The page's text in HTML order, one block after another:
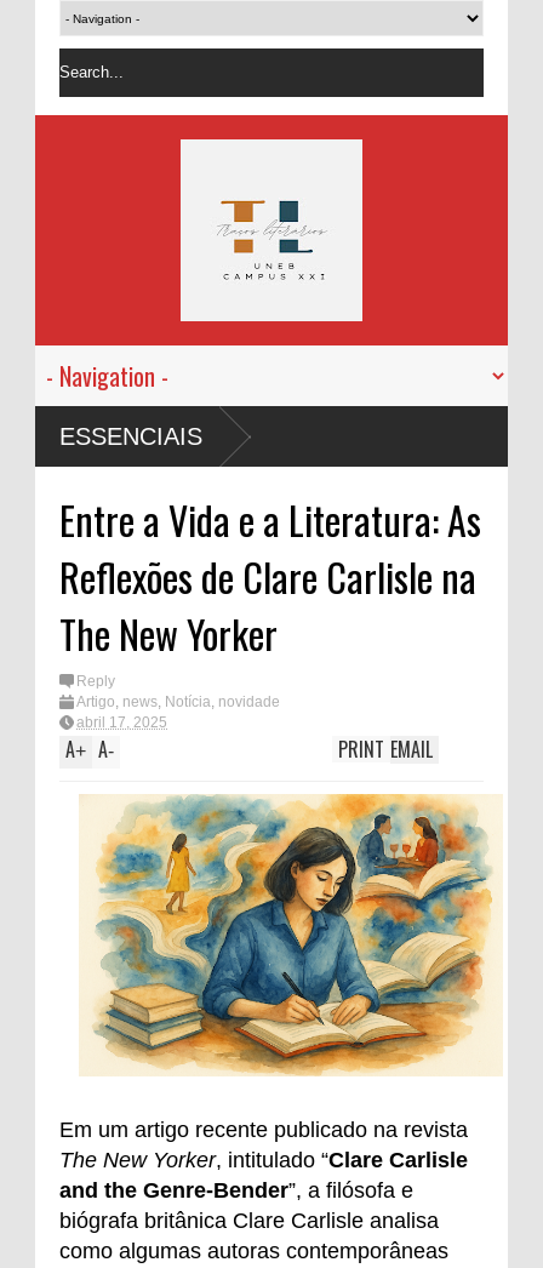
ESSENCIAIS
Entre a Vida e a Literatura: As
Reflexões de Clare Carlisle na
The New Yorker
Reply
Artigo, news, Notícia, novidade
abril 17, 2025
A+ A- EMAIL
PRINT
Em um artigo recente publicado na revista
The New Yorker, intitulado “Clare Carlisle
and the Genre-Bender”, a filósofa e
biógrafa britânica Clare Carlisle analisa
como algumas autoras contemporâneas